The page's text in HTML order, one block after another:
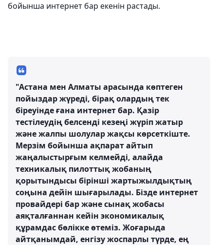
бойынша интернет бар екенін растады.
"Астана мен Алматы арасында көптеген
пойыздар жүреді, бірақ олардың тек
біреуінде ғана интернет бар. Қазір
тестілеудің белсенді кезеңі жүріп жатыр
және жалпы шолулар жақсы көрсеткіште.
Мерзім бойынша ақпарат айтып
жаңалыстырғым келмейді, алайда
техникалық пилоттық жобаның
қорытындысы бірінші жартыжылдықтың
соңына дейін шығарылады. Бізде интернет
провайдері бар және сынақ жобасы
аяқталғаннан кейін экономикалық
құрамдас бөлікке өтеміз. Жоғарыда
айтқанымдай, енгізу жоспарлы түрде, ең